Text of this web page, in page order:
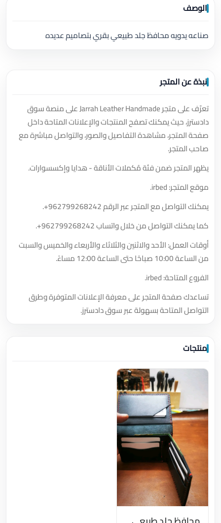
الوصف
صناعه يدويه محافظ جلد طبيعي بقري بتصاميم عديده
نبذة عن المتجر
تعرّف على متجر Jarrah Leather Handmade على منصة سوق
دادسترز، حيث يمكنك تصفح المنتجات والإعلانات المتاحة داخل
صفحة المتجر، مشاهدة التفاصيل والصور، والتواصل مباشرة مع
صاحب المتجر.
يظهر المتجر ضمن فئة مُكملات الأناقة - هدايا وإكسسوارات.
موقع المتجر: irbed.
يمكنك التواصل مع المتجر عبر الرقم+962799268242
.
كما يمكنك التواصل من خلال واتساب+962799268242
.
أوقات العمل: الأحد والاثنين والثلاثاء والأربعاء والخميس والسبت
من الساعة 10:00 صباحًا حتى الساعة 12:00 مساءً.
الفروع المتاحة: irbed.
تساعدك صفحة المتجر على معرفة الإعلانات المتوفرة وطرق
التواصل المتاحة بسهولة عبر سوق دادسترز.
منتجات